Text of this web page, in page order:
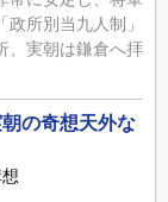
所別当九人制」
、実朝は鎌倉へ拝
の奇想天外な